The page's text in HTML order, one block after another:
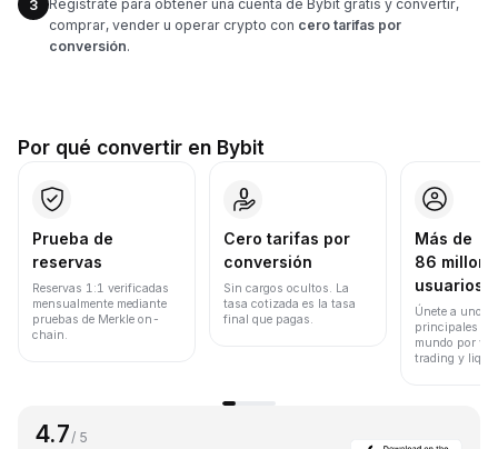
3
Regístrate para obtener una cuenta de Bybit gratis y convertir,
comprar, vender u operar crypto con cero tarifas por
conversión.
Por qué convertir en Bybit
Prueba de
reservas
Reservas 1:1 verificadas
mensualmente mediante
pruebas de Merkle on-
chain.
Cero tarifas por
conversión
Sin cargos ocultos. La
tasa cotizada es la tasa
final que pagas.
Más de
86
usuarios
Únete a uno
principales
mundo por
trading y
4.7 / 5